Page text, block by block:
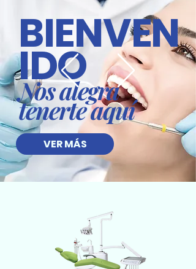
BIENVEN
IDO
Nos alegra
tenerte aquí
VER MÁS